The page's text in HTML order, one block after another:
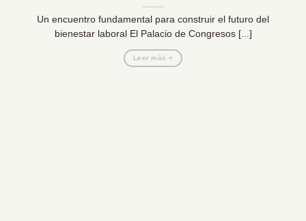
Un encuentro fundamental para construir el futuro del
bienestar laboral El Palacio de Congresos [...]
Leer más +